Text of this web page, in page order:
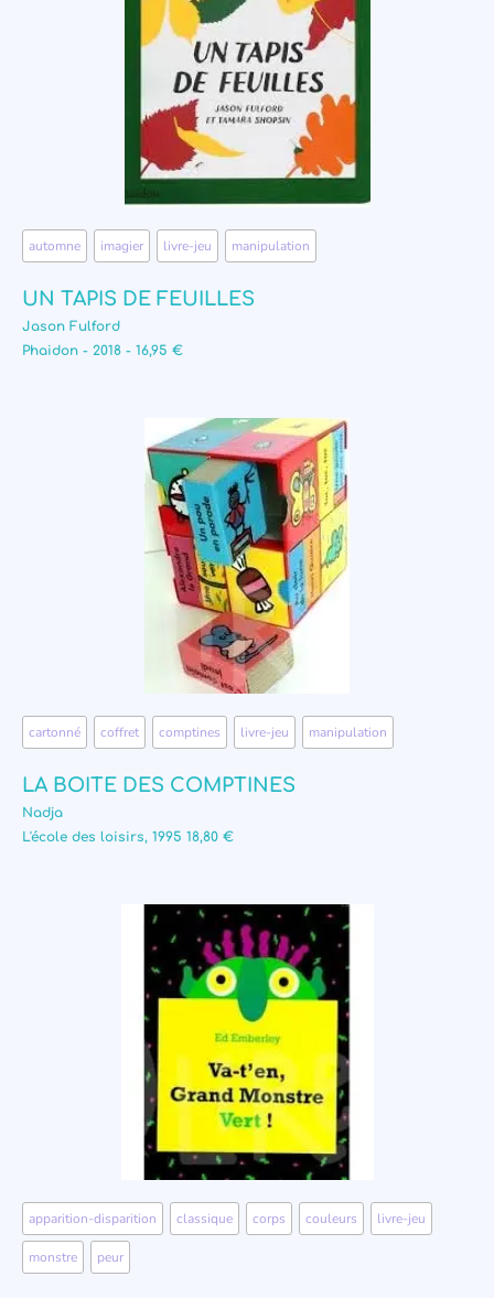
automne imagier livre-jeu manipulation
UN TAPIS DE FEUILLES
Jason Fulford
Phaidon - 2018 - 16,95 €
cartonné coffret comptines livre-jeu manipulation
LA BOITE DES COMPTINES
Nadja
L'école des loisirs, 1995 18,80 €
apparition-disparition classique corps couleurs livre-jeu
monstre peur